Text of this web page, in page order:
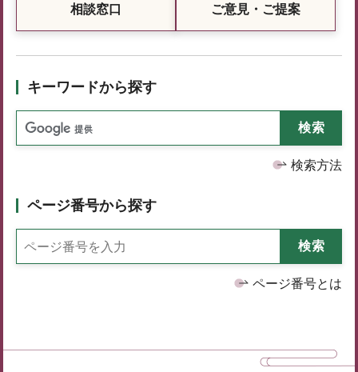
相談窓口 ご意見・ご提案
キーワードから探す
検索方法
ページ番号から探す
ページ番号とは